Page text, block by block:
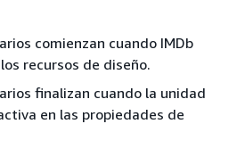
comienzan cuando IMDb
recursos de diseño.
finalizan cuando la unidad
en las propiedades de